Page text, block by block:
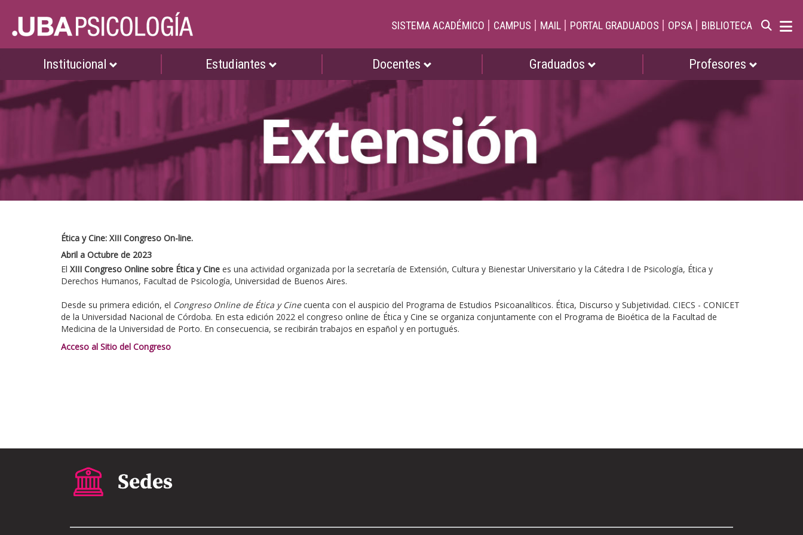
SISTEMA ACADÉMICO | CAMPUS | MAIL | PORTAL GRADUADOS | OPSA | BIBLIOTECA
Institucional Estudiantes Docentes Graduados Profesores
Ética y Cine: XIII Congreso On-line.
Abril a Octubre de 2023
El XIII Congreso Online sobre Ética y Cine es una actividad organizada por la secretaría de Extensión, Cultura y Bienestar Universitario y la Cátedra I de Psicología, Ética y
Derechos Humanos, Facultad de Psicología, Universidad de Buenos Aires.
Desde su primera edición, el Congreso Online de Ética y Cinecuenta con el auspicio del Programa de Estudios Psicoanalíticos. Ética, Discurso y Subjetividad. CIECS - CONICET
de la Universidad Nacional de Córdoba. En esta edición 2022 el congreso online de Ética y Cine se organiza conjuntamente con el Programa de Bioética de la Facultad de
Medicina de la Universidad de Porto. En consecuencia, se recibirán trabajos en español y en portugués.
Acceso al Sitio del Congreso